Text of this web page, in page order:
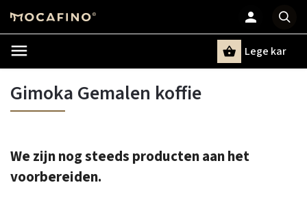
Lege kar
Gimoka Gemalen koffie
We zijn nog steeds producten aan het
voorbereiden.